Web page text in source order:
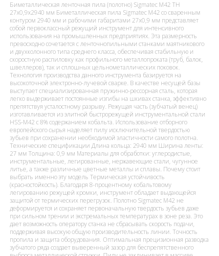
Биметаллическая ленточная пила (полотно) Sigmatec M42 TH
27х0,9x2940 мм Биметаллическая пила Sigmatec M42 со сваренным
контуром 2940 мм и рабочими габаритами 27x0,9 мм представляет
собой первоклассный режущий инструмент для интенсивного
использования на промышленных предприятиях. Эта размерность
превосходно сочетается с ленточнопильными станками маятникового
и двухколонного типа среднего класса, обеспечивая стабильную и
скоростную распиловку как профильного металлопроката (труб, балок,
швеллеров), так и сплошных цельнометаллических поковок.
Технология производства данного инструмента базируется на
высокоточной электронно-лучевой сварке. В качестве несущей базы
выступает специализированная пружинно-рессорная сталь, которая
легко выдерживает постоянные изгибы на шкивах станка, эффективно
препятствуя усталостному разрыву. Режущая часть (зубчатый венец)
изготавливается из элитной быстрорежущей инструментальной стали
HSS-M42 с 8% содержанием кобальта. Использование отборного
европейского сырья наделяет пилу исключительной твердостью
зубьев при сохранении необходимой эластичности самого полотна.
Технические спецификации Длина кольца: 2940 мм Ширина ленты:
27 мм Толщина: 0,9 мм Материалы для обработки: углеродистые,
инструментальные, легированные, нержавеющие стали, чугунное
литье, а также различные цветные металлы и сплавы. Почему стоит
выбрать именно эту модель Термическая устойчивость
(красностойкость). Благодаря 8-процентному кобальтовому
легированию режущей кромки, инструмент обладает выдающейся
защитой от термических перегрузок. Полотно Sigmatec M42 не
деформируется и сохраняет первоначальную твердость зубьев даже
при сильном трении и экстремальных температурах в зоне реза. Это
дает возможность оператору станка не сбрасывать скорость подачи,
поддерживая высокую общую производительность линии. Точность
пропила и защита оборудования. Оптимальная прецизионная разводка
зубчатого ряда создает выверенный зазор для беспрепятственного